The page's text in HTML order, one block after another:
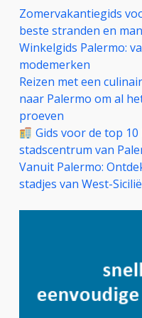
Zomervakantiegids
beste stranden en
Winkelgids Palermo:
modemerken
Reizen met een
naar Palermo om al
proeven
Gids voor de top
stadscentrum van
Vanuit Palermo:
stadjes van West-Sicilië